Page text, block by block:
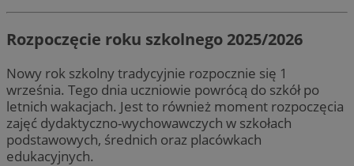
Rozpoczęcie roku szkolnego 2025/2026
Nowy rok szkolny tradycyjnie rozpocznie się 1
września. Tego dnia uczniowie powrócą do szkół po
letnich wakacjach. Jest to również moment rozpoczęcia
zajęć dydaktyczno-wychowawczych w szkołach
podstawowych, średnich oraz placówkach
edukacyjnych.